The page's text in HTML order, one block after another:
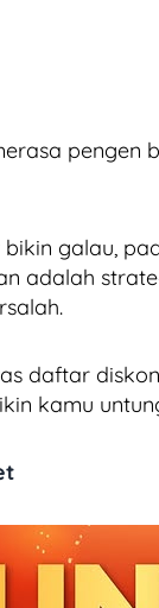
pengen
galau,
adalah
daftar
kamu